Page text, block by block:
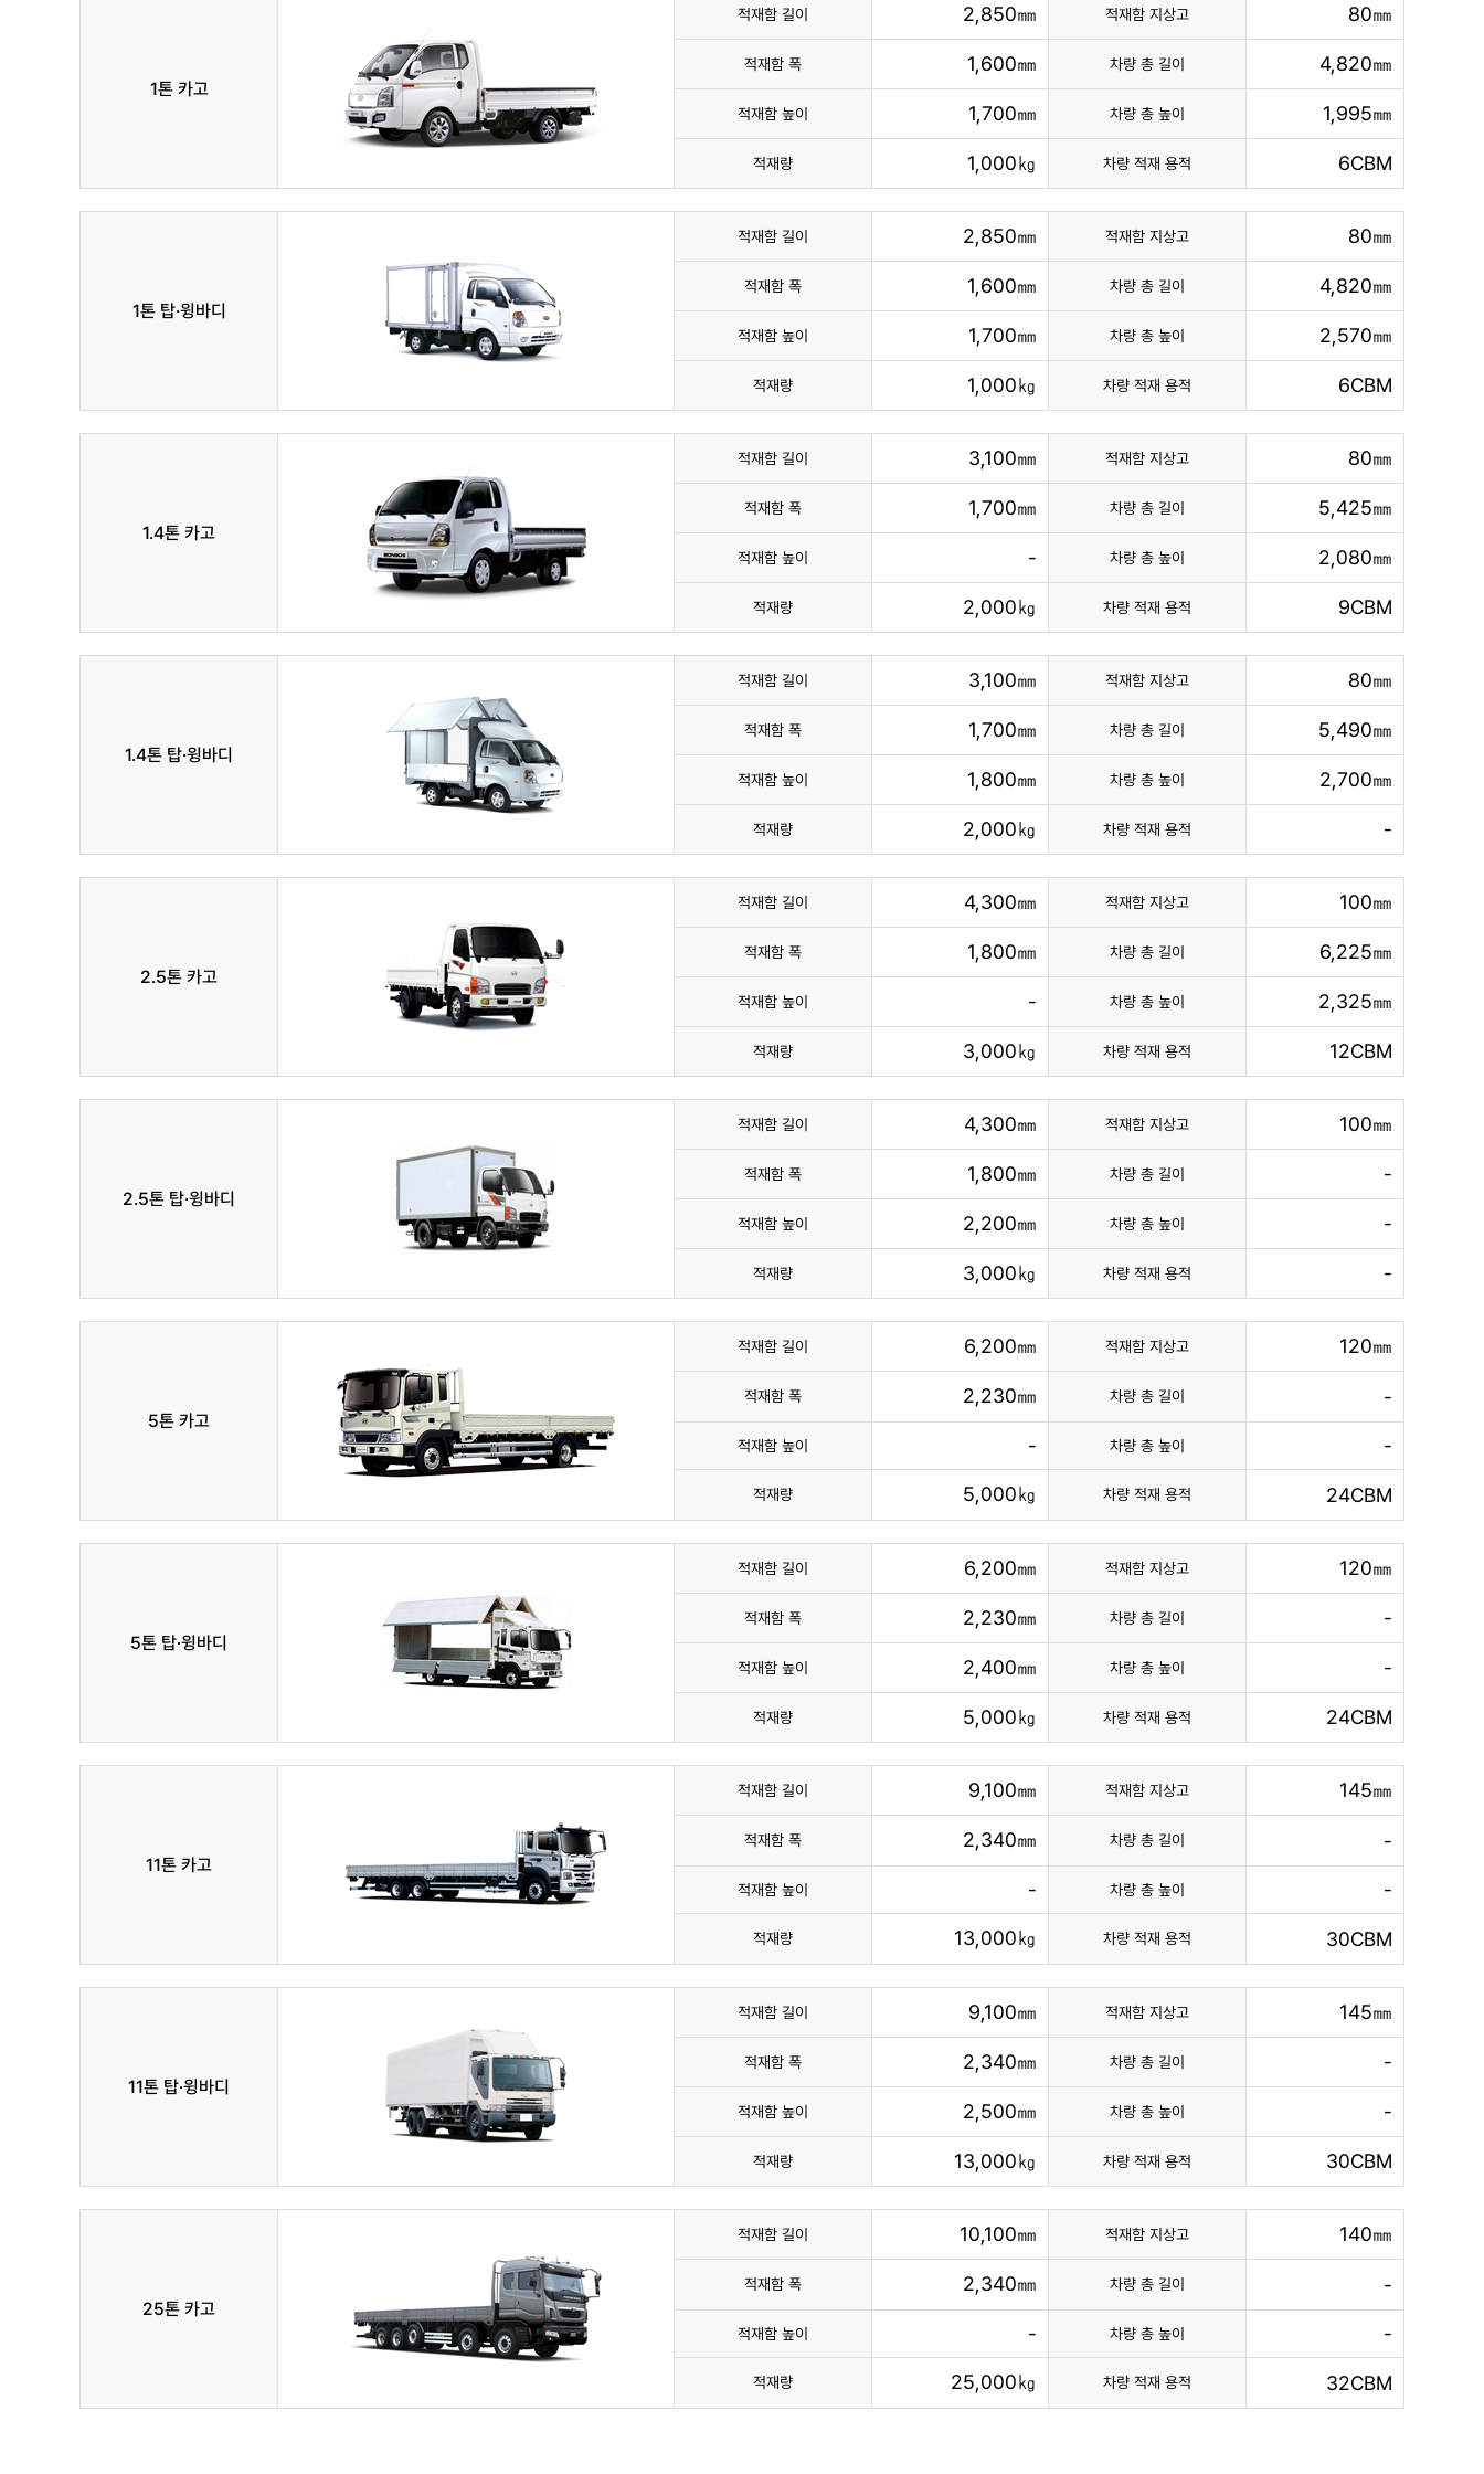
1톤 카고
적재함 길이 2,850㎜ 적재함 지상고 80㎜
적재함 폭 1,600㎜ 차량 총 길이 4,820㎜
적재함 높이 1,700㎜ 차량 총 높이 1,995㎜
적재량 1,000㎏ 차량 적재 용적 6CBM
1톤 탑·윙바디
적재함 길이 2,850㎜ 적재함 지상고 80㎜
적재함 폭 1,600㎜ 차량 총 길이 4,820㎜
적재함 높이 1,700㎜ 차량 총 높이 2,570㎜
적재량 1,000㎏ 차량 적재 용적 6CBM
1.4톤 카고
적재함 길이 3,100㎜ 적재함 지상고 80㎜
적재함 폭 1,700㎜ 차량 총 길이 5,425㎜
적재함 높이 - 차량 총 높이 2,080㎜
적재량 2,000㎏ 차량 적재 용적 9CBM
1.4톤 탑·윙바디
적재함 길이 3,100㎜ 적재함 지상고 80㎜
적재함 폭 1,700㎜ 차량 총 길이 5,490㎜
적재함 높이 1,800㎜ 차량 총 높이 2,700㎜
적재량 2,000㎏ 차량 적재 용적 -
2.5톤 카고
적재함 길이 4,300㎜ 적재함 지상고 100㎜
적재함 폭 1,800㎜ 차량 총 길이 6,225㎜
적재함 높이 - 차량 총 높이 2,325㎜
적재량 3,000㎏ 차량 적재 용적 12CBM
2.5톤 탑·윙바디
적재함 길이 4,300㎜ 적재함 지상고 100㎜
적재함 폭 1,800㎜ 차량 총 길이 -
적재함 높이 2,200㎜ 차량 총 높이 -
적재량 3,000㎏ 차량 적재 용적 -
5톤 카고
적재함 길이 6,200㎜ 적재함 지상고 120㎜
적재함 폭 2,230㎜ 차량 총 길이 -
적재함 높이 - 차량 총 높이 -
적재량 5,000㎏ 차량 적재 용적 24CBM
5톤 탑·윙바디
적재함 길이 6,200㎜ 적재함 지상고 120㎜
적재함 폭 2,230㎜ 차량 총 길이 -
적재함 높이 2,400㎜ 차량 총 높이 -
적재량 5,000㎏ 차량 적재 용적 24CBM
11톤 카고
적재함 길이 9,100㎜ 적재함 지상고 145㎜
적재함 폭 2,340㎜ 차량 총 길이 -
적재함 높이 - 차량 총 높이 -
적재량 13,000㎏ 차량 적재 용적 30CBM
11톤 탑·윙바디
적재함 길이 9,100㎜ 적재함 지상고 145㎜
적재함 폭 2,340㎜ 차량 총 길이 -
적재함 높이 2,500㎜ 차량 총 높이 -
적재량 13,000㎏ 차량 적재 용적 30CBM
25톤 카고
적재함 길이 10,100㎜ 적재함 지상고 140㎜
적재함 폭 2,340㎜ 차량 총 길이 -
적재함 높이 - 차량 총 높이 -
적재량 25,000㎏ 차량 적재 용적 32CBM